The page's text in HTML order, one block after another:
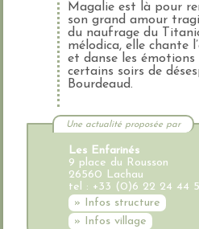
Magalie est là pour
son grand amour
du naufrage du
mélodica, elle chante
et danse les
certains soirs de
Bourdeaud.
Une actualité proposée par
Les Enfarinés
9 place du Rousson
26560 Lachau
tel : +33 (0)6 22 24 44
» Infos structure
» Infos village